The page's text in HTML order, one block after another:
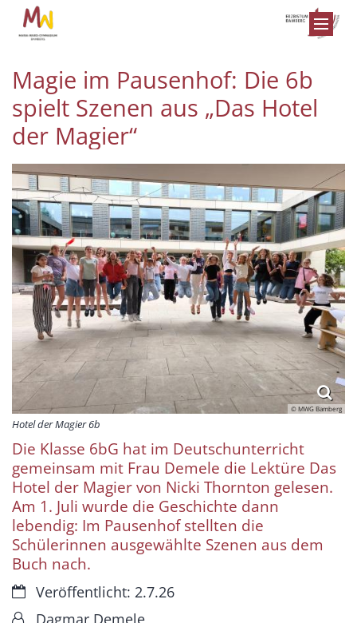
Zum Inhalt springen
Magie im Pausenhof: Die 6b
spielt Szenen aus „Das Hotel
der Magier“
© MWG Bamberg
Hotel der Magier 6b
Die Klasse 6bG hat im Deutschunterricht
gemeinsam mit Frau Demele die Lektüre Das
Hotel der Magier von Nicki Thornton gelesen.
Am 1. Juli wurde die Geschichte dann
lebendig: Im Pausenhof stellten die
Schülerinnen ausgewählte Szenen aus dem
Buch nach.
Datum:Veröffentlicht: 2.7.26
Von:Dagmar Demele